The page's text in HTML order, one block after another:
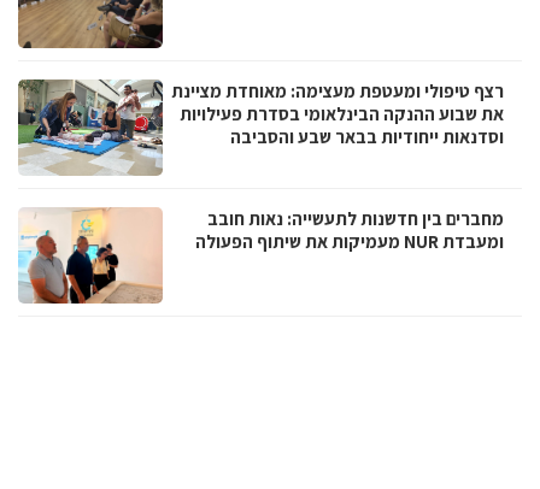
רצף טיפולי ומעטפת מעצימה: מאוחדת מציינת
את שבוע ההנקה הבינלאומי בסדרת פעילויות
וסדנאות ייחודיות בבאר שבע והסביבה
מחברים בין חדשנות לתעשייה: נאות חובב
ומעבדת NUR מעמיקות את שיתוף הפעולה